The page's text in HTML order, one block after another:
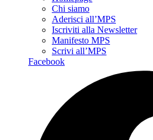
Chi siamo
Aderisci all’MPS
Iscriviti alla Newsletter
Manifesto MPS
Scrivi all’MPS
Facebook